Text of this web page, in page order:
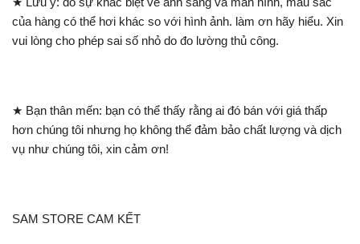
của hàng có thể hơi khác so với hình ảnh. làm ơn hãy hiểu. Xin
vui lòng cho phép sai số nhỏ do đo lường thủ công.
★ Bạn thân mến: bạn có thể thấy rằng ai đó bán với giá thấp
hơn chúng tôi nhưng họ không thể đảm bảo chất lượng và dịch
vụ như chúng tôi, xin cảm ơn!
SAM STORE CAM KẾT